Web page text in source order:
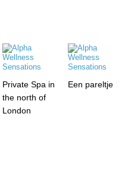
Private Spa in
the north of
London
Een pareltje